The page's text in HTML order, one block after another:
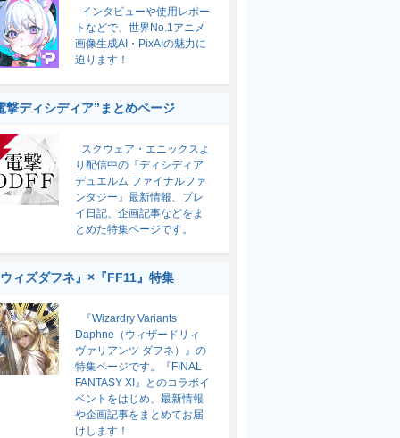
インタビューや使用レポー
トなどで、世界No.1アニメ
画像生成AI・PixAIの魅力に
迫ります！
撃ディシディア”まとめページ
スクウェア・エニックスよ
り配信中の『ディシディア
デュエルム ファイナルファ
ンタジー』最新情報、プレ
イ日記、企画記事などをま
とめた特集ページです。
ィズダフネ』×『FF11』特集
『Wizardry Variants
Daphne（ウィザードリィ
ヴァリアンツ ダフネ）』の
特集ページです。『FINAL
FANTASY XI』とのコラボイ
ベントをはじめ、最新情報
や企画記事をまとめてお届
けします！